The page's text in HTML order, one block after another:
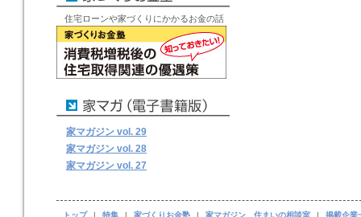
住宅ローンや家づくりにかかるお金の話
家マガジン vol. 29
家マガジン vol. 28
家マガジン vol. 27
トップ | 特集 | 家づくりお金塾 | 家マガジン 住まいの相談室 |
掲載企業